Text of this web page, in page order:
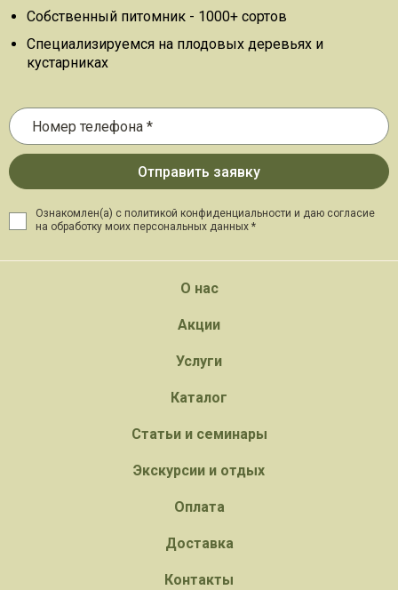
Собственный питомник - 1000+ сортов
Специализируемся на плодовых деревьях и
кустарниках
Ознакомлен(а) с политикой конфиденциальности и даю согласие
на обработку моих персональных данных *
О нас
Акции
Услуги
Каталог
Статьи и семинары
Экскурсии и отдых
Оплата
Доставка
Контакты